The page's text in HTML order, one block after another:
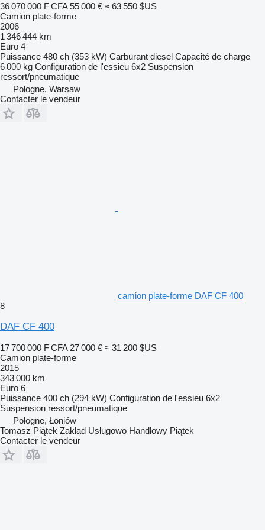
36 070 000 F CFA 55 000 € ≈ 63 550 $US
Camion plate-forme
2006
1 346 444 km
Euro 4
Puissance 480 ch (353 kW) Carburant diesel Capacité de charge
6 000 kg Configuration de l'essieu 6x2 Suspension
ressort/pneumatique
Pologne, Warsaw
Contacter le vendeur
camion plate-forme DAF CF 400
8
DAF CF 400
17 700 000 F CFA 27 000 € ≈ 31 200 $US
Camion plate-forme
2015
343 000 km
Euro 6
Puissance 400 ch (294 kW) Configuration de l'essieu 6x2
Suspension ressort/pneumatique
Pologne, Łoniów
Tomasz Piątek Zakład Usługowo Handlowy Piątek
Contacter le vendeur